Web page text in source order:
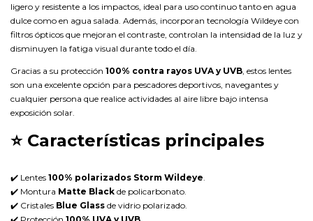
ligero y resistente a los impactos, ideal para uso continuo tanto en agua
dulce como en agua salada. Además, incorporan tecnología Wildeye con
filtros ópticos que mejoran el contraste, controlan la intensidad de la luz y
disminuyen la fatiga visual durante todo el día.
Gracias a su protección 100% contra rayos UVA y UVB , estos lentes
son una excelente opción para pescadores deportivos, navegantes y
cualquier persona que realice actividades al aire libre bajo intensa
exposición solar.
⭐ Características principales
✔️ Lentes 100% polarizados Storm Wildeye
✔️ Montura Matte Black de policarbonato.
✔️ Cristales Blue Glass de vidrio polarizado.